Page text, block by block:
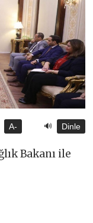
A- 🔊 Dinle
Bakanı ile